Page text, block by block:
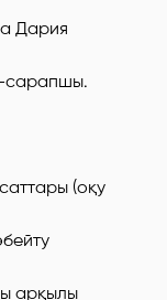
Дария
сарапшы.
(оқу
арқылы